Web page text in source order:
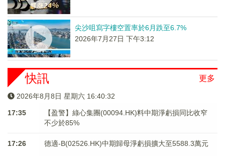
尖沙咀寫字樓空置率於6月跌至6.7%
2026年7月27日 下午3:12
更多
快訊
2026年8月8日 星期六 16:40:32
17:35
【盈警】綠心集團(00094.HK)料中期淨虧損同比收窄
不少於85%
17:26 德適-B(02526.HK)中期歸母淨虧損擴大至5588.3萬元